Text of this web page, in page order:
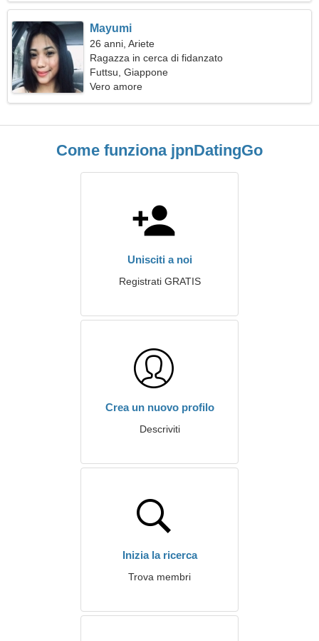
Mayumi
26 anni, Ariete
Ragazza in cerca di fidanzato
Futtsu, Giappone
Vero amore
Come funziona jpnDatingGo
Unisciti a noi
Registrati GRATIS
Crea un nuovo profilo
Descriviti
Inizia la ricerca
Trova membri